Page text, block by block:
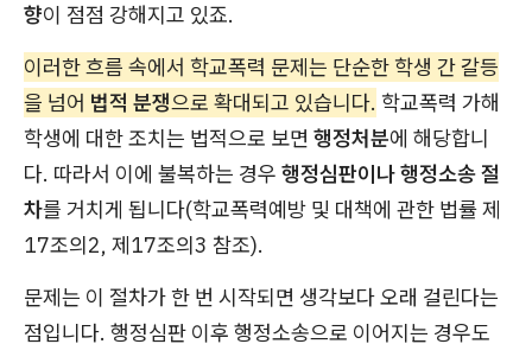
향이 점점 강해지고 있죠.
이러한 흐름 속에서 학교폭력 문제는 단순한 학생 간 갈등
을 넘어 법적 분쟁으로 확대되고 있습니다. 학교폭력 가해
학생에 대한 조치는 법적으로 보면 행정처분에 해당합니
다. 따라서 이에 불복하는 경우 행정심판이나 행정소송 절
차를 거치게 됩니다(학교폭력예방 및 대책에 관한 법률 제
17조의2, 제17조의3 참조).
문제는 이 절차가 한 번 시작되면 생각보다 오래 걸린다는
점입니다. 행정심판 이후 행정소송으로 이어지는 경우도